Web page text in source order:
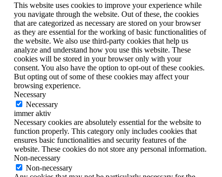
This website uses cookies to improve your experience while
you navigate through the website. Out of these, the cookies
that are categorized as necessary are stored on your browser
as they are essential for the working of basic functionalities of
the website. We also use third-party cookies that help us
analyze and understand how you use this website. These
cookies will be stored in your browser only with your
consent. You also have the option to opt-out of these cookies.
But opting out of some of these cookies may affect your
browsing experience.
Necessary
Necessary
immer aktiv
Necessary cookies are absolutely essential for the website to
function properly. This category only includes cookies that
ensures basic functionalities and security features of the
website. These cookies do not store any personal information.
Non-necessary
Non-necessary